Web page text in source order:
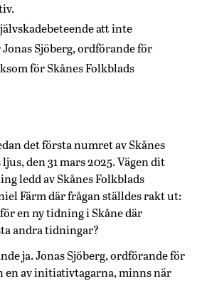
att inte
Sjöberg, ordförande för
för Skånes Folkblads
det första numret av Skånes
den 31 mars 2025. Vägen dit
ledd av Skånes Folkblads
Färm där frågan ställdes rakt ut:
en ny tidning i Skåne där
andra tidningar?
ja. Jonas Sjöberg, ordförande för
en av initiativtagarna, minns när